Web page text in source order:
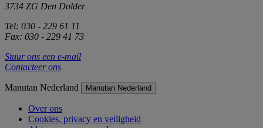
3734 ZG Den Dolder
Tel: 030 - 229 61 11
Fax: 030 - 229 41 73
Stuur ons een e-mail
Contacteer ons
Manutan Nederland Manutan Nederland
Over ons
Cookies, privacy en veiligheid